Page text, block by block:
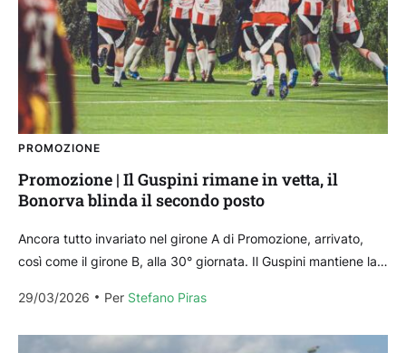
PROMOZIONE
Promozione | Il Guspini rimane in vetta, il
Bonorva blinda il secondo posto
Ancora tutto invariato nel girone A di Promozione, arrivato,
così come il girone B, alla 30° giornata. Il Guspini mantiene la
29/03/2026
Per Stefano Piras